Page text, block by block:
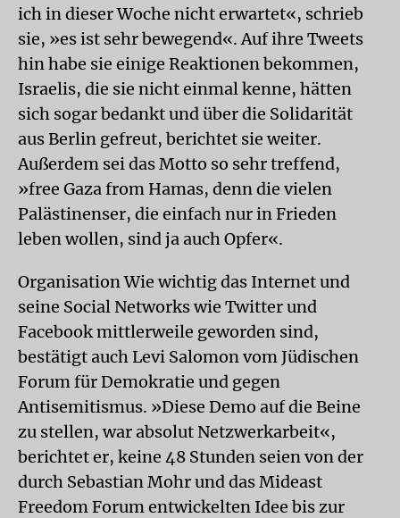
ich in dieser Woche nicht erwartet«, schrieb
sie, »es ist sehr bewegend«. Auf ihre Tweets
hin habe sie einige Reaktionen bekommen,
Israelis, die sie nicht einmal kenne, hätten
sich sogar bedankt und über die Solidarität
aus Berlin gefreut, berichtet sie weiter.
Außerdem sei das Motto so sehr treffend,
»free Gaza from Hamas, denn die vielen
Palästinenser, die einfach nur in Frieden
leben wollen, sind ja auch Opfer«.
Organisation Wie wichtig das Internet und
seine Social Networks wie Twitter und
Facebook mittlerweile geworden sind,
bestätigt auch Levi Salomon vom Jüdischen
Forum für Demokratie und gegen
Antisemitismus. »Diese Demo auf die Beine
zu stellen, war absolut Netzwerkarbeit«,
berichtet er, keine 48 Stunden seien von der
durch Sebastian Mohr und das Mideast
Freedom Forum entwickelten Idee bis zur